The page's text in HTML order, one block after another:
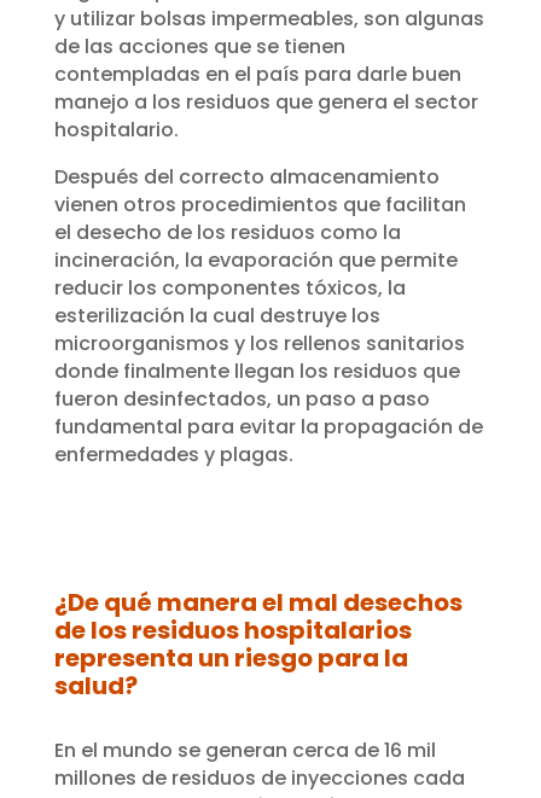
y utilizar bolsas impermeables, son algunas
de las acciones que se tienen
contempladas en el país para darle buen
manejo a los residuos que genera el sector
hospitalario.
Después del correcto almacenamiento
vienen otros procedimientos que facilitan
el desecho de los residuos como la
incineración, la evaporación que permite
reducir los componentes tóxicos, la
esterilización la cual destruye los
microorganismos y los rellenos sanitarios
donde finalmente llegan los residuos que
fueron desinfectados, un paso a paso
fundamental para evitar la propagación de
enfermedades y plagas.
¿De qué manera el mal desechos
de los residuos hospitalarios
representa un riesgo para la
salud?
En el mundo se generan cerca de 16 mil
millones de residuos de inyecciones cada